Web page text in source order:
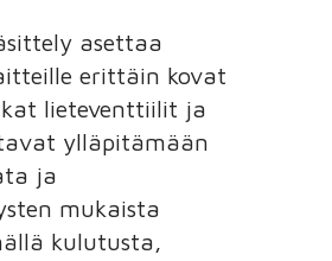
asettaa
erittäin kovat
lieteventtiilit ja
ylläpitämään
ja
mukaista
kulutusta,